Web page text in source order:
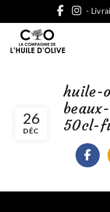
-
26
DÉC
huile-
50cl-